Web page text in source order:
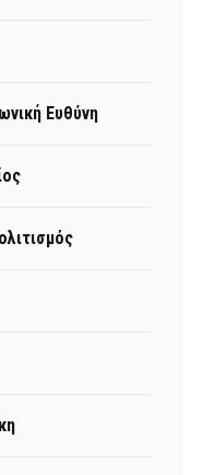
Ευθύνη